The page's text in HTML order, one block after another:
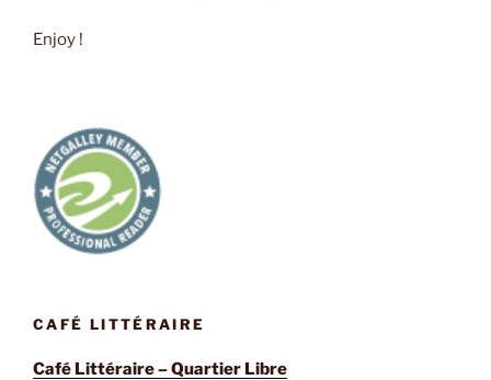
Enjoy !
CAFÉ LITTÉRAIRE
Café Littéraire – Quartier Libre